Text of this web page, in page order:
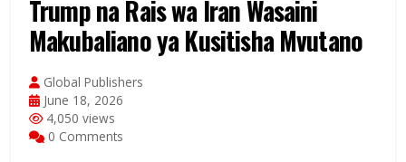
Trump na Rais wa Iran Wasaini
Makubaliano ya Kusitisha Mvutano
Global Publishers
June 18, 2026
4,050 views
0 Comments